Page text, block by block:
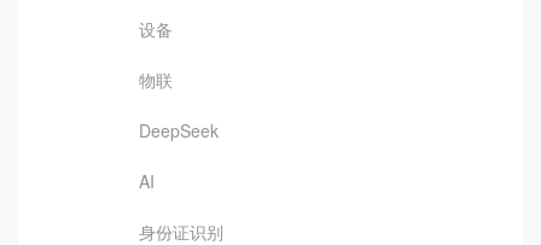
设备
物联
DeepSeek
AI
身份证识别